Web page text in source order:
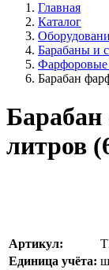
Главная
Каталог
Барабаны и
Фарфоровые
Барабан
литров
Артикул:
Единица учёта: